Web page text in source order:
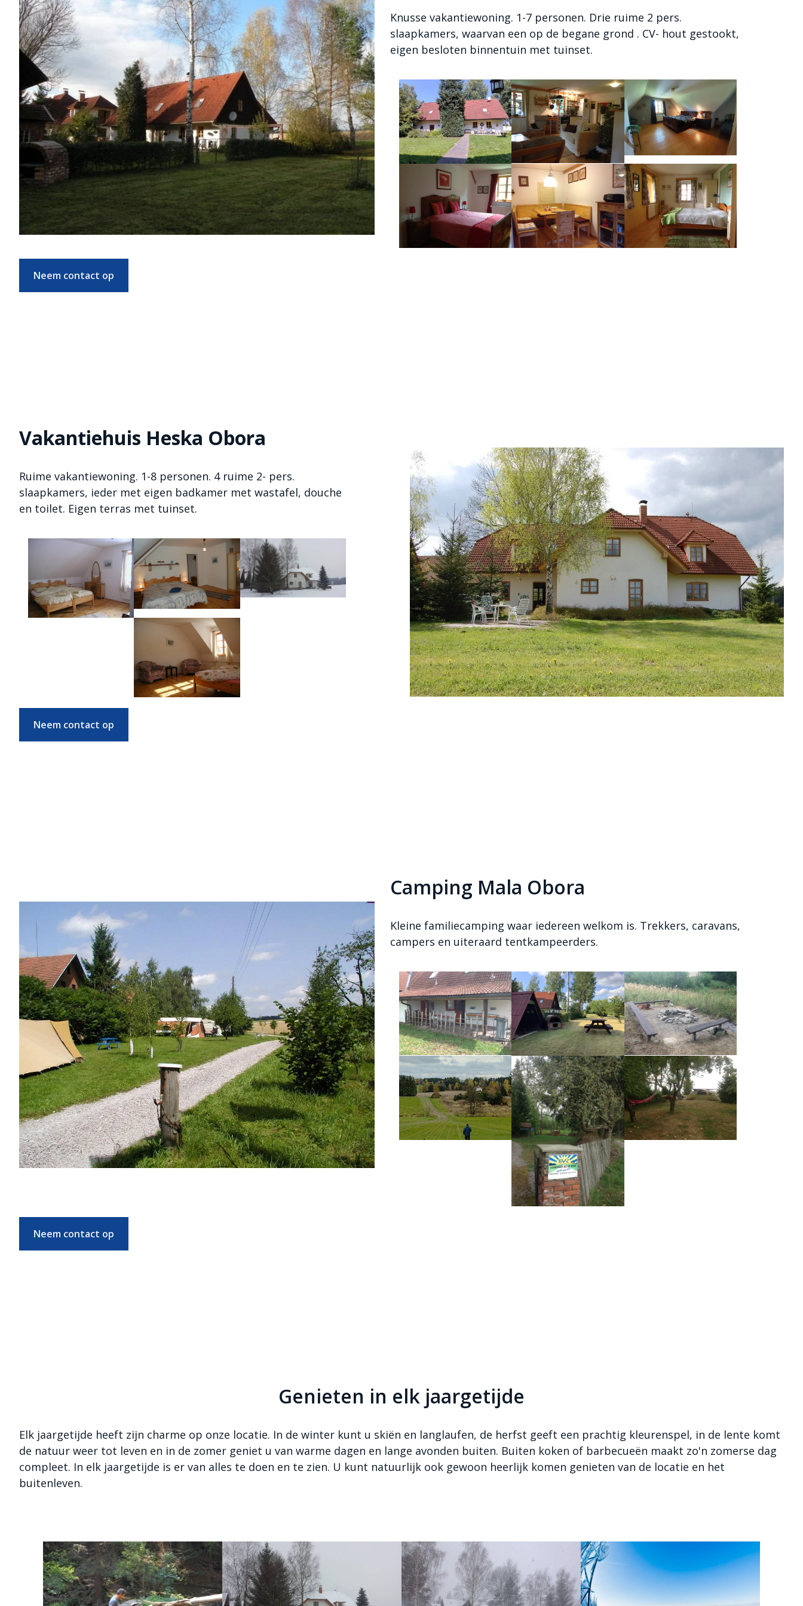
Knusse vakantiewoning. 1-7 personen. Drie ruime 2 pers.
slaapkamers, waarvan een op de begane grond . CV- hout gestookt,
eigen besloten binnentuin met tuinset.
Vooraanzicht boederij keuken boederij
Neem contact op
Vakantiehuis Heska Obora
Ruime vakantiewoning. 1-8 personen. 4 ruime 2- pers.
slaapkamers, ieder met eigen badkamer met wastafel, douche
en toilet. Eigen terras met tuinset.
Neem contact op
Camping Mala Obora
Kleine familiecamping waar iedereen welkom is. Trekkers, caravans,
campers en uiteraard tentkampeerders.
Neem contact op
Genieten in elk jaargetijde
Elk jaargetijde heeft zijn charme op onze locatie. In de winter kunt u skiën en langlaufen, de herfst geeft een prachtig kleurenspel, in de lente komt
de natuur weer tot leven en in de zomer geniet u van warme dagen en lange avonden buiten. Buiten koken of barbecueën maakt zo'n zomerse dag
compleet. In elk jaargetijde is er van alles te doen en te zien. U kunt natuurlijk ook gewoon heerlijk komen genieten van de locatie en het
buitenleven.